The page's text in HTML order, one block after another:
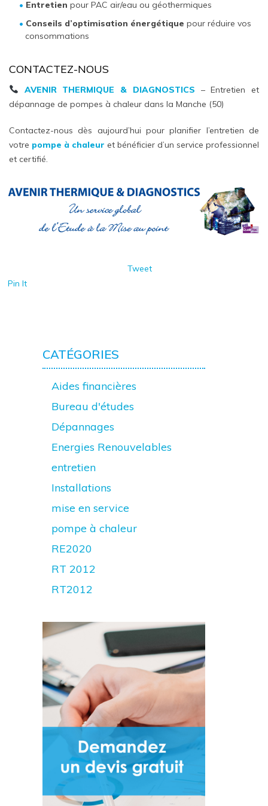
Entretien pour PAC air/eau ou géothermiques
Conseils d’optimisation énergétique pour réduire vos
consommations
CONTACTEZ-NOUS
AVENIR THERMIQUE & DIAGNOSTICS – Entretien et
dépannage de pompes à chaleur dans la Manche (50)
Contactez-nous dès aujourd’hui pour planifier l’entretien de
votre pompe à chaleur et bénéficier d’un service professionnel
et certifié.
Tweet
Pin It
CATÉGORIES
Aides financières
Bureau d'études
Dépannages
Energies Renouvelables
entretien
Installations
mise en service
pompe à chaleur
RE2020
RT 2012
RT2012